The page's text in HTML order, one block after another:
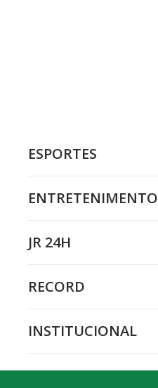
ESPORTES
ENTRETENIMENTO
JR 24H
RECORD
INSTITUCIONAL